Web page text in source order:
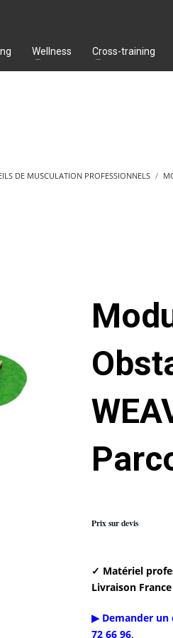
Wellness Cross-training
DE MUSCULATION PROFESSIONNELS
Prix sur devis
✓ Matériel
Livraison France
▶ Demander un
72 66 96.